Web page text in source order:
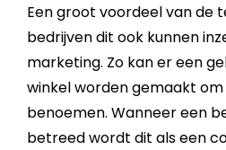
Een groot voordeel van de
bedrijven dit ook kunnen
marketing. Zo kan er een
winkel worden gemaakt
benoemen. Wanneer een
betreed wordt dit als een